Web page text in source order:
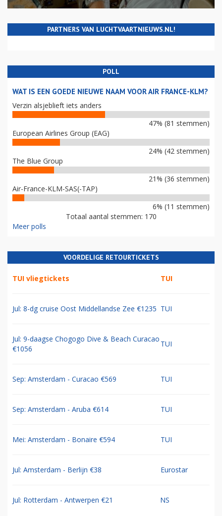
PARTNERS VAN LUCHTVAARTNIEUWS.NL!
POLL
WAT IS EEN GOEDE NIEUWE NAAM VOOR AIR FRANCE-KLM?
Verzin alsjeblieft iets anders
47% (81 stemmen)
European Airlines Group (EAG)
24% (42 stemmen)
The Blue Group
21% (36 stemmen)
Air-France-KLM-SAS(-TAP)
6% (11 stemmen)
Totaal aantal stemmen: 170
Meer polls
VOORDELIGE RETOURTICKETS
TUI vliegtickets TUI
Jul: 8-dg cruise Oost Middellandse Zee €1235 TUI
Jul: 9-daagse Chogogo Dive & Beach Curacao
€1056
TUI
Sep: Amsterdam - Curacao €569 TUI
Sep: Amsterdam - Aruba €614 TUI
Mei: Amsterdam - Bonaire €594 TUI
Jul: Amsterdam - Berlijn €38 Eurostar
Jul: Rotterdam - Antwerpen €21 NS